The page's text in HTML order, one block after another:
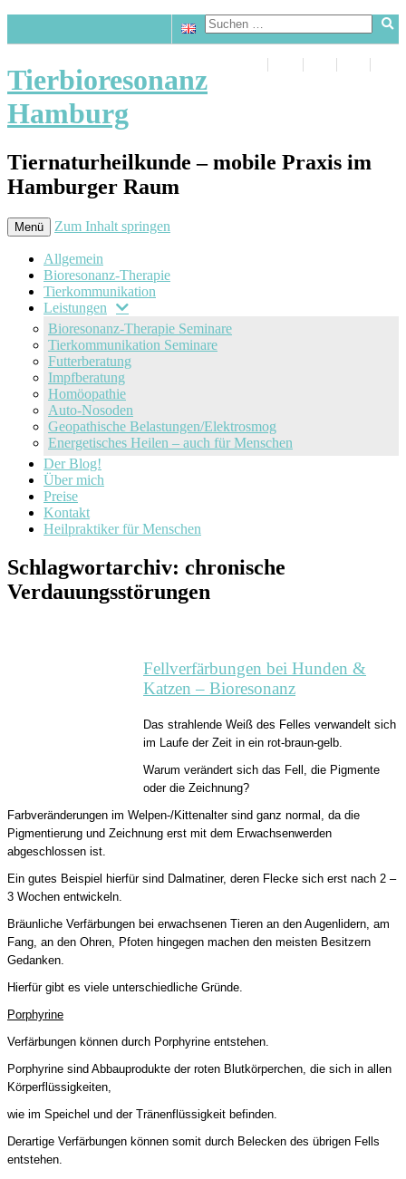
Tierbioresonanz
Hamburg
Tiernaturheilkunde – mobile Praxis im
Hamburger Raum
Menü Zum Inhalt springen
Allgemein
Bioresonanz-Therapie
Tierkommunikation
Leistungen
Bioresonanz-Therapie Seminare
Tierkommunikation Seminare
Futterberatung
Impfberatung
Homöopathie
Auto-Nosoden
Geopathische Belastungen/Elektrosmog
Energetisches Heilen – auch für Menschen
Der Blog!
Über mich
Preise
Kontakt
Heilpraktiker für Menschen
Schlagwortarchiv: chronische
Verdauungsstörungen
Fellverfärbungen bei Hunden &
Katzen – Bioresonanz
Das strahlende Weiß des Felles verwandelt sich
im Laufe der Zeit in ein rot-braun-gelb.
Warum verändert sich das Fell, die Pigmente
oder die Zeichnung?
Farbveränderungen im Welpen-/Kittenalter sind ganz normal, da die
Pigmentierung und Zeichnung erst mit dem Erwachsenwerden
abgeschlossen ist.
Ein gutes Beispiel hierfür sind Dalmatiner, deren Flecke sich erst nach 2 –
3 Wochen entwickeln.
Bräunliche Verfärbungen bei erwachsenen Tieren an den Augenlidern, am
Fang, an den Ohren, Pfoten hingegen machen den meisten Besitzern
Gedanken.
Hierfür gibt es viele unterschiedliche Gründe.
Porphyrine
Verfärbungen können durch Porphyrine entstehen.
Porphyrine sind Abbauprodukte der roten Blutkörperchen, die sich in allen
Körperflüssigkeiten,
wie im Speichel und der Tränenflüssigkeit befinden.
Derartige Verfärbungen können somit durch Belecken des übrigen Fells
entstehen.